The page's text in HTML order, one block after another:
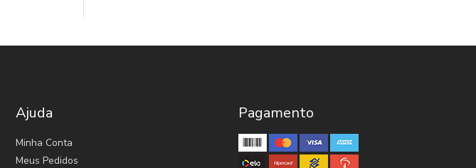
Ajuda
Minha Conta
Meus Pedidos
Pagamento